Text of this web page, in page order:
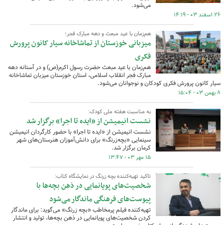
می‌شود.
۲۶ اسفند ۰۳ - ۱۴:۱۹
هم‌زمان با عید مبعث و دهه مبارک فجر؛
میزبانی خوزستان از تماشاخانه سیار کانون پرورش
فکری
هم‌زمان با عید مبعث حضرت رسول اکرم(ص) و در آستانه دهه
مبارک فجر انقلاب اسلامی، استان خوزستان میزبان تماشاخانه
سیار کانون پرورش فکری کودکان و نوجوانان می‌شود.
۸ بهمن ۰۳ - ۱۵:۰۴
به مناسبت هفته ملی کودک:
نشست انیمیشن از «ایده تا اجرا» برگزار شد
نشست انیمیشن از «ایده تا اجرا» با حضور کارگردان انیمیشن
سینمایی «بچه‌زرنگ» برای دانش‌آموزان هنرستان‌های شهر
کرمان برگزار شد.
۱۵ مهر ۰۳ - ۱۳:۴۷
تاکید تهیه‌کننده بچه زرنگ در نمایشگاه کتاب:
شخصیت‌های پویانمایی در ذهن بچه‌ها با
پیوست‌های فرهنگی ماندگار می‌شود
تهیه‌کننده فیلم پرمخاطب «بچه زرنگ» می‌گوید: برای ماندگار
کردن شخصیت‌های پویانمایی در ذهن بچه‌ها، تولید و انتشار